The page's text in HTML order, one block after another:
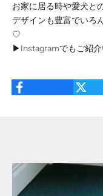
お家に居る時や愛犬と
デザインも豊富でいろ
♡
▶︎ Instagramでもご紹